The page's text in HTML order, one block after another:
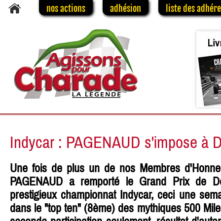
nos actions adhésion liste des
Indycar : PAGENAUD s'impose à
Une fois de plus un de nos Membres
PAGENAUD a remporté le Grand Prix de
prestigieux championnat Indycar, ceci une
dans le "top ten" (8ème) des mythiques 500